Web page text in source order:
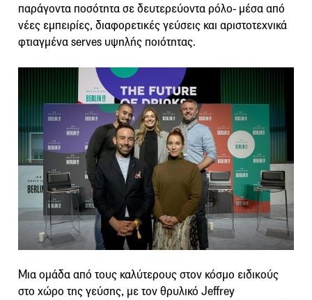
παράγοντα ποσότητα σε δευτερεύοντα ρόλο- μέσα από
νέες εμπειρίες, διαφορετικές γεύσεις και αριστοτεχνικά
φτιαγμένα serves υψηλής ποιότητας.
Μια ομάδα από τους καλύτερους στον κόσμο ειδικούς
στο χώρο της γεύσης, με τον θρυλικό Jeffrey